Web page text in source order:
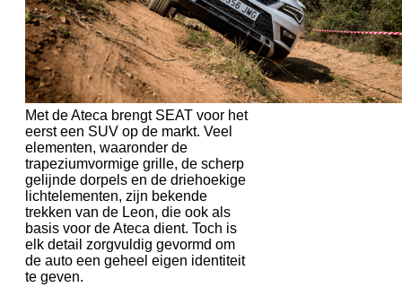
Met de Ateca brengt SEAT voor het
eerst een SUV op de markt. Veel
elementen, waaronder de
trapeziumvormige grille, de scherp
gelijnde dorpels en de driehoekige
lichtelementen, zijn bekende
trekken van de Leon, die ook als
basis voor de Ateca dient. Toch is
elk detail zorgvuldig gevormd om
de auto een geheel eigen identiteit
te geven.